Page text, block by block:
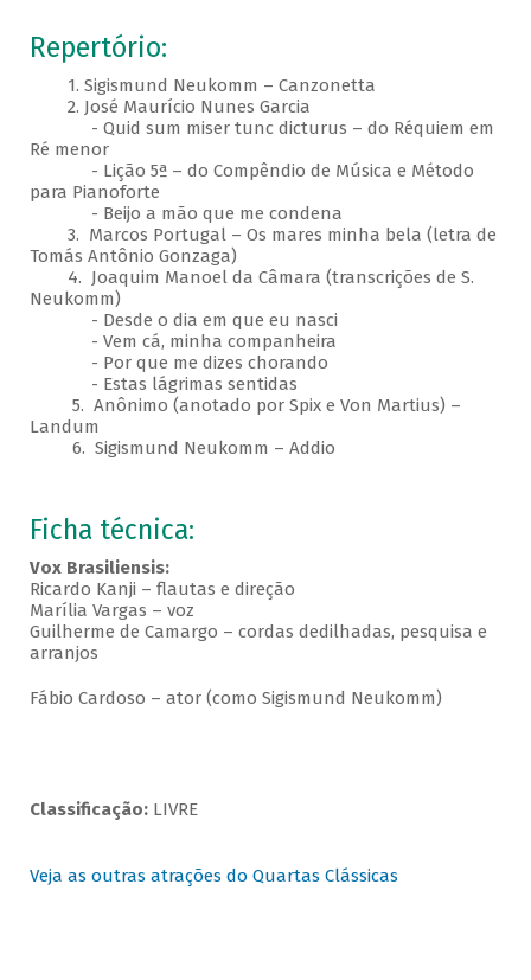
Repertório:
1. Sigismund Neukomm – Canzonetta
2. José Maurício Nunes Garcia
- Quid sum miser tunc dicturus – do Réquiem em
Ré menor
- Lição 5ª – do Compêndio de Música e Método
para Pianoforte
- Beijo a mão que me condena
3. Marcos Portugal – Os mares minha bela (letra de
Tomás Antônio Gonzaga)
4. Joaquim Manoel da Câmara (transcrições de S.
Neukomm)
- Desde o dia em que eu nasci
- Vem cá, minha companheira
- Por que me dizes chorando
- Estas lágrimas sentidas
5. Anônimo (anotado por Spix e Von Martius) –
Landum
6. Sigismund Neukomm – Addio​
Ficha técnica:
Vox Brasiliensis:
Ricardo Kanji – flautas e direção
Marília Vargas – voz
Guilherme de Camargo – cordas dedilhadas, pesquisa e
arranjos
Fábio Cardoso – ator (como Sigismund Neukomm)
Classificação:LIVRE
Veja as outras atrações do Quartas Clássicas